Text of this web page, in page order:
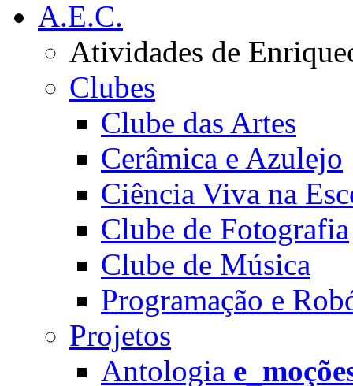
A.E.C.
Atividades de
Clubes
Clube das Artes
Cerâmica e Azulejo
Ciência Viva na
Clube de Fotografia
Clube de Música
Programação e
Projetos
Antologia